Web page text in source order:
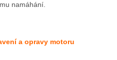
namáhání.
a opravy motoru